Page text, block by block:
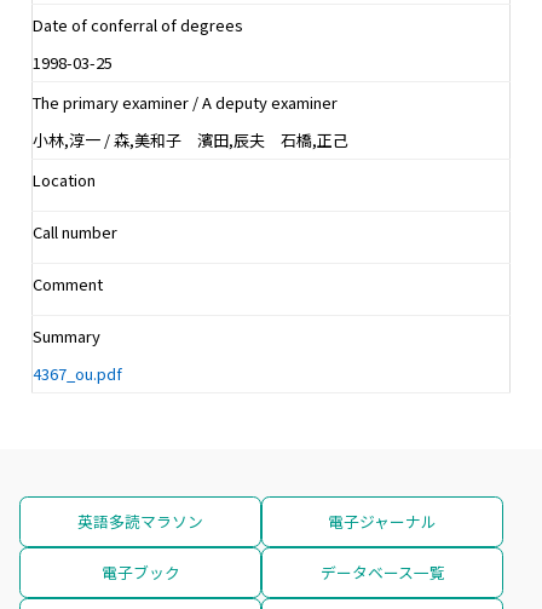
Date of conferral of degrees
1998-03-25
The primary examiner / A deputy examiner
小林,淳一 / 森,美和子 濱田,辰夫 石橋,正己
Location
Call number
Comment
Summary
4367_ou.pdf
英語多読マラソン 電子ジャーナル
電子ブック データベース一覧